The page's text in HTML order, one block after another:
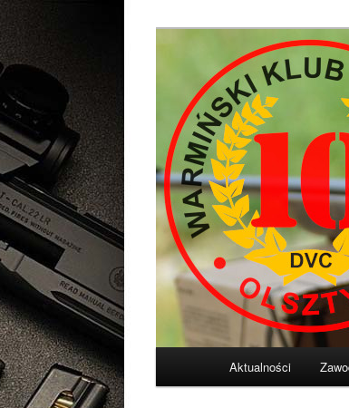
Przeskocz
do
tekstu
Diligentia Vis Celeritas
Aktualności